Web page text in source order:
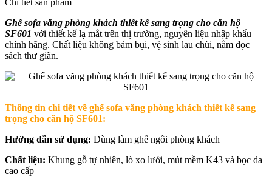
Ghế sofa văng phòng khách thiết kế sang trọng cho căn hộ
SF601 với thiết kế lạ mắt trên thị trường, nguyên liệu nhập khẩu
chính hãng. Chất liệu không bám bụi, vệ sinh lau chùi, nằm đọc
sách thư giãn.
Thông tin chi tiết về ghế sofa văng phòng khách thiết kế sang
trọng cho căn hộ SF601:
Hướng dẫn sử dụng: Dùng làm ghế ngồi phòng khách
Chất liệu: Khung gỗ tự nhiên, lò xo lưới, mút mềm K43 và bọc da
cao cấp